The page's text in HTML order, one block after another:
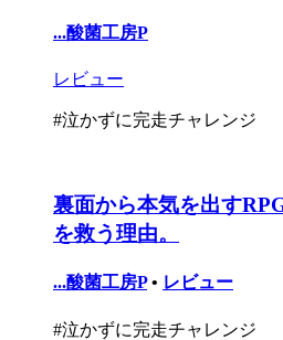
...酸菌工房P
レビュー
#泣かずに完走チャレンジ
裏面から本気を出す
を救う理由。
...酸菌工房P • レビュー
#泣かずに完走チャレンジ